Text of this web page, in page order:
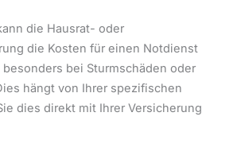
die Hausrat- oder
die Kosten für einen Notdienst
bei Sturmschäden oder
hängt von Ihrer spezifischen
dies direkt mit Ihrer Versicherung